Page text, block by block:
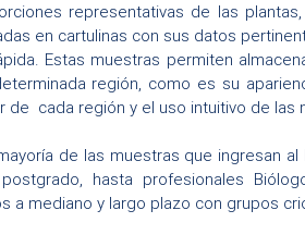
representativas de las
en cartulinas con sus datos
Estas muestras permiten
región, como es su
de cada región y el uso intuitivo de las
de las muestras que ingresan
hasta profesionales
a mediano y largo plazo con grupos